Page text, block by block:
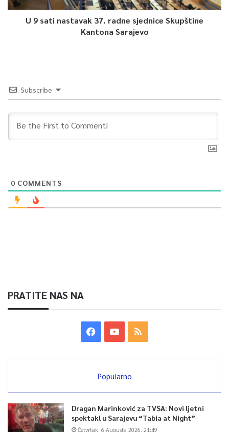
U 9 sati nastavak 37. radne sjednice Skupštine
Kantona Sarajevo
Subscribe
0 COMMENTS
PRATITE NAS NA
Popularno
Dragan Marinković za TVSA: Novi ljetni
spektakl u Sarajevu “Tabia at Night”
Četvrtak, 6 Augusta 2026, 21:49